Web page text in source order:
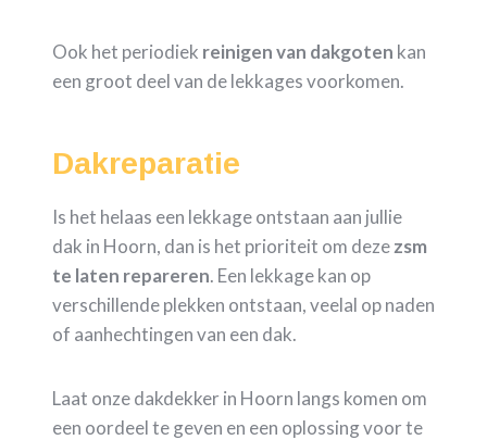
Ook het periodiek reinigen van dakgoten kan
een groot deel van de lekkages voorkomen.
Dakreparatie
Is het helaas een lekkage ontstaan aan jullie
dak in Hoorn, dan is het prioriteit om dezezsm
te laten repareren. Een lekkage kan op
verschillende plekken ontstaan, veelal op naden
of aanhechtingen van een dak.
Laat onze dakdekker in Hoorn langs komen om
een oordeel te geven en een oplossing voor te